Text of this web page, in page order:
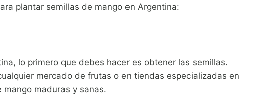
plantar semillas de mango en Argentina:
lo primero que debes hacer es obtener las semillas.
mercado de frutas o en tiendas especializadas en
maduras y sanas.